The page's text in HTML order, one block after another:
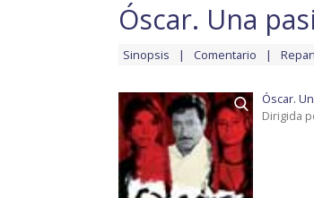
Óscar. Una
Sinopsis Comentario
Óscar.
Dirigida